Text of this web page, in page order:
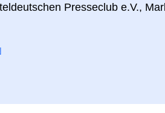
Presseclub e.V.,